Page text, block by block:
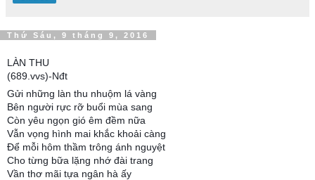
Thứ Sáu, 9 tháng 9, 2016
LÀN THU
(689.vvs)-Nđt
Gửi những làn thu nhuộm lá vàng
Bên người rực rỡ buổi mùa sang
Còn yêu ngọn gió êm đềm nữa
Vẫn vọng hình mai khắc khoải càng
Để mỗi hôm thầm trông ánh nguyệt
Cho từng bữa lặng nhớ đài trang
Vần thơ mãi tựa ngân hà ấy